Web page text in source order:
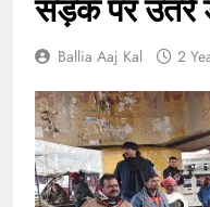
सड़क पर उतरे
Ballia Aaj Kal 2